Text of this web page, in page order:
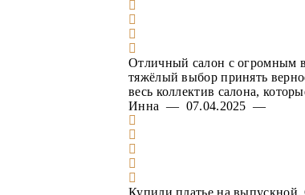
Отличный салон с огромным
тяжёлый выбор принять
весь коллектив салона,
Инна — 07.04.2025 —
Купили платье на